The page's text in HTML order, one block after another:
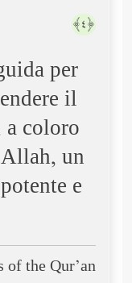
﴿٤﴾
per
il
coloro
un
e
the Qur’an: